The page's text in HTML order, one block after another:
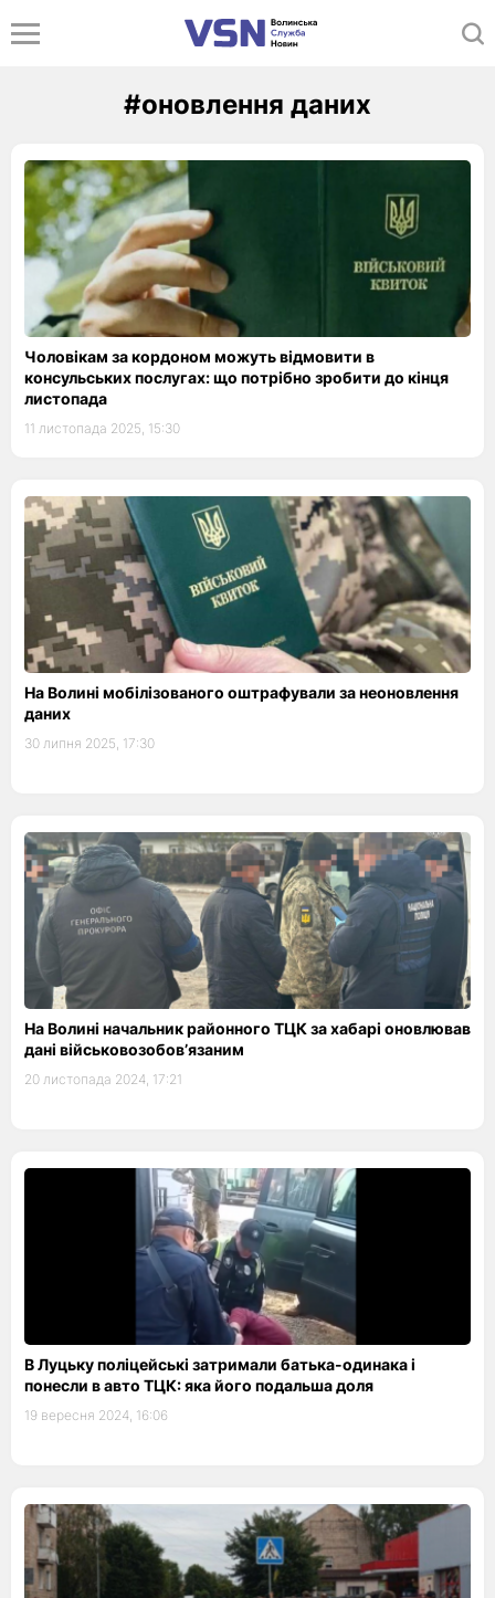
#оновлення даних
Чоловікам за кордоном можуть відмовити в
консульських послугах: що потрібно зробити до кінця
листопада
11 листопада 2025, 15:30
На Волині мобілізованого оштрафували за неоновлення
даних
30 липня 2025, 17:30
На Волині начальник районного ТЦК за хабарі оновлював
дані військовозобов’язаним
20 листопада 2024, 17:21
В Луцьку поліцейські затримали батька-одинака і
понесли в авто ТЦК: яка його подальша доля
19 вересня 2024, 16:06